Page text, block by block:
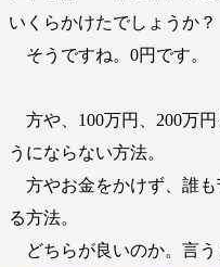
いくらかけたでしょうか？
そうですね。0円です。
方や、100万円、200万
うにならない方法。
方やお金をかけず、誰も
る方法。
どちらが良いのか。言う